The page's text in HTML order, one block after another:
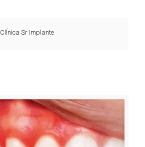
ClÍnica Sr Implante